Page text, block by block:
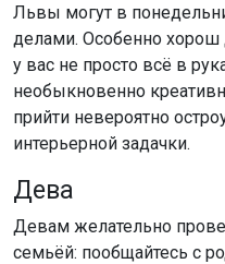
Львы могут в
делами. Особенно
у вас не просто всё в
необыкновенно
прийти невероятно
интерьерной задачки.
Дева
Девам желательно
семьёй: пообщайтесь с